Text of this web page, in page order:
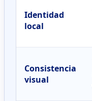
Identidad
local
Consistencia
visual